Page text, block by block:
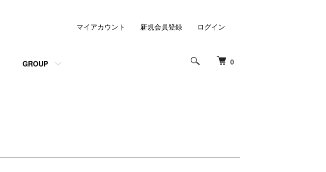
0
GROUP
マイアカウント 新規会員登録 ログイン